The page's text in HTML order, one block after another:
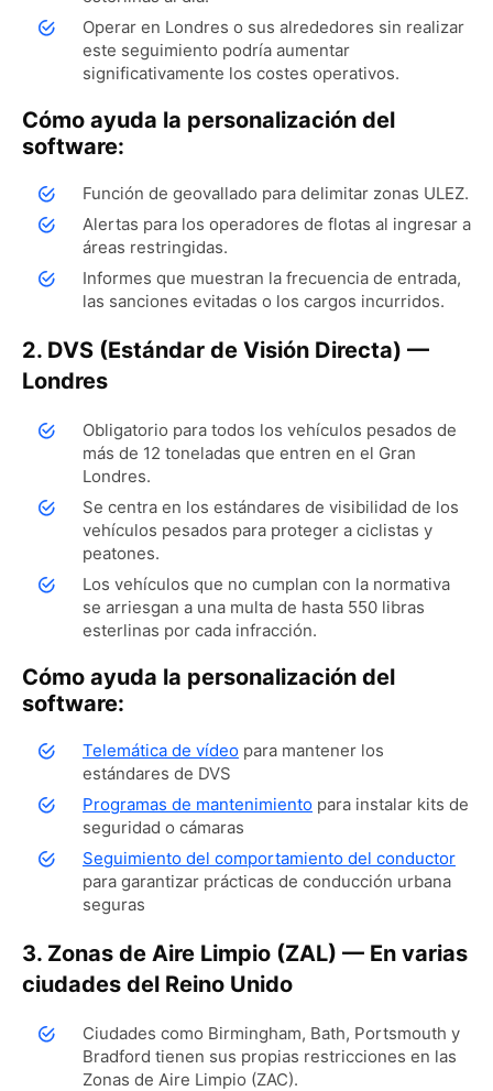
Operar en Londres o sus alrededores sin realizar
este seguimiento podría aumentar
significativamente los costes operativos.
Cómo ayuda la personalización del
software:
Función de geovallado para delimitar zonas ULEZ.
Alertas para los operadores de flotas al ingresar a
áreas restringidas.
Informes que muestran la frecuencia de entrada,
las sanciones evitadas o los cargos incurridos.
2. DVS (Estándar de Visión Directa) —
Londres
Obligatorio para todos los vehículos pesados ​​de
más de 12 toneladas que entren en el Gran
Londres.
Se centra en los estándares de visibilidad de los
vehículos pesados ​​para proteger a ciclistas y
peatones.
Los vehículos que no cumplan con la normativa
se arriesgan a una multa de hasta 550 libras
esterlinas por cada infracción.
Cómo ayuda la personalización del
software:
Telemática de vídeo para mantener los
estándares de DVS
Programas de mantenimiento para instalar kits de
seguridad o cámaras
Seguimiento del comportamiento del conductor
para garantizar prácticas de conducción urbana
seguras
3. Zonas de Aire Limpio (ZAL) — En varias
ciudades del Reino Unido
Ciudades como Birmingham, Bath, Portsmouth y
Bradford tienen sus propias restricciones en las
Zonas de Aire Limpio (ZAC).